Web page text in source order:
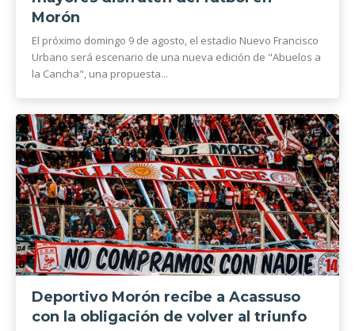
Morón
El próximo domingo 9 de agosto, el estadio Nuevo Francisco
Urbano será escenario de una nueva edición de "Abuelos a
la Cancha", una propuesta...
Deportivo Morón recibe a Acassuso
con la obligación de volver al triunfo